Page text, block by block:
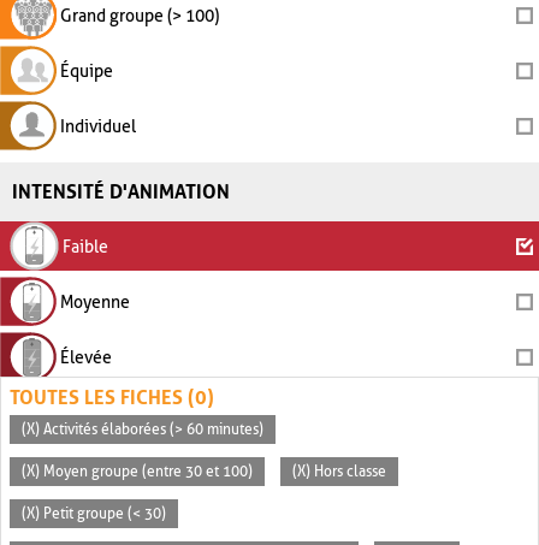
Grand groupe (> 100)
Équipe
Individuel
INTENSITÉ D'ANIMATION
Faible
Moyenne
Élevée
TOUTES LES FICHES (0)
(X) Activités élaborées (> 60 minutes)
(X) Moyen groupe (entre 30 et 100) (X) Hors classe
(X) Petit groupe (< 30)